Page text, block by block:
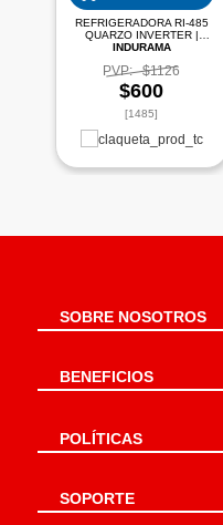
REFRIGERADORA RI-485
QUARZO INVERTER |
INDURAMA
PVP: $1126
$600
[1485]
SOBRE NOSOTROS
BENEFICIOS
POLÍTICAS
SOPORTE